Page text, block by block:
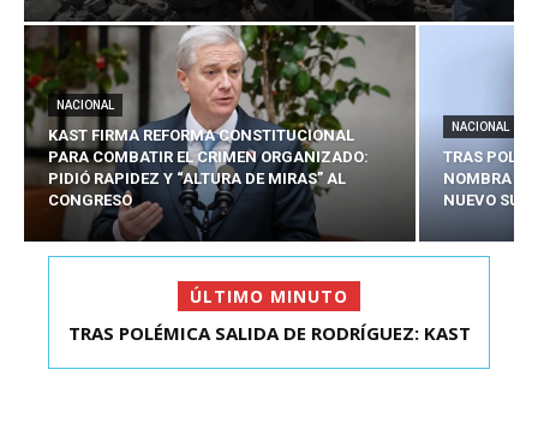
NACIONAL
KAST FIRMA REFORMA CONSTITUCIONAL
PARA COMBATIR EL CRIMEN ORGANIZADO:
PIDIÓ RAPIDEZ Y “ALTURA DE MIRAS” AL
CONGRESO
NACIONAL
TRAS
NOMBRA A
NUEVO
ÚLTIMO MINUTO
PRIMEROS BALANCES EN COLOMBIA: REPORTAN
TRAS POLÉMICA SALIDA DE RODRÍGUEZ: KAST